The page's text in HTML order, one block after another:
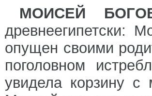
МОИСЕЙ
опущен своими
поголовном
увидела корзину